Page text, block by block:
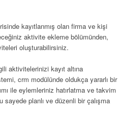
kayıtlanmış olan firma ve kişi
aktivite ekleme bölümünden,
oluşturabilirsiniz.
aktivitelerinizi kayıt altına
crm modülünde oldukça yararlı bir
ile eylemleriniz hatırlatma ve takvim
sayede planlı ve düzenli bir çalışma